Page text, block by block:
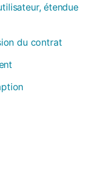
étendue
du contrat